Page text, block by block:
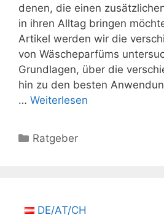
denen, die einen
in ihren Alltag bringen
Artikel werden wir die
von Wäscheparfüms
Grundlagen, über die
hin zu den besten
… Weiterlesen
Kategorien
Ratgeber
DE/AT/CH